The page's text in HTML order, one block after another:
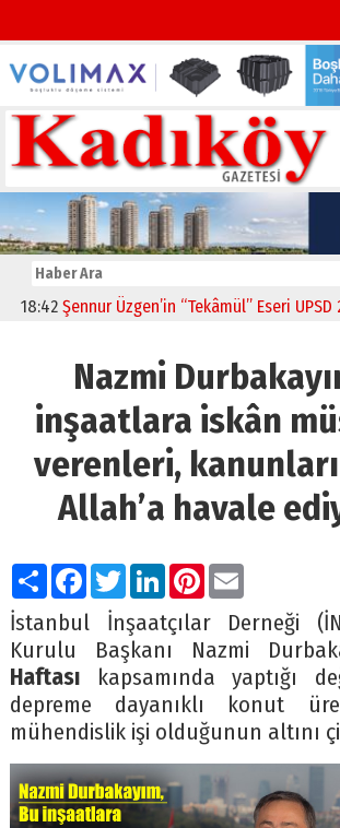
Şennur Üzgen’in “Tekâmül” Eseri UPSD
Nazmi
inşaatlara iskân
verenleri,
Allah’a havale
PaylaşFacebook
TwitterLinkedIn
Pinterest
Email
İstanbul İnşaatçılar Derneği
Kurulu Başkanı Nazmi
Haftasıkapsamında yaptığı
depreme dayanıklı konut
mühendislik işi olduğunun altını